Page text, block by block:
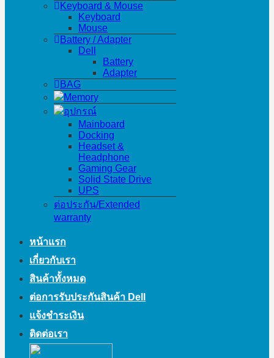
Keyboard & Mouse
Keyboard
Mouse
Battery / Adapter
Dell
Battery
Adapter
BAG
Memory
อุปกรณ์
Mainboard
Docking
Headset &
Headphone
Gaming Gear
Solid State Drive
UPS
ต่อประกัน/Extended
warranty
หน้าแรก
เกี่ยวกับเรา
สินค้าทั้งหมด
ต่อการรับประกันสินค้า Dell
แจ้งชำระเงิน
ติดต่อเรา